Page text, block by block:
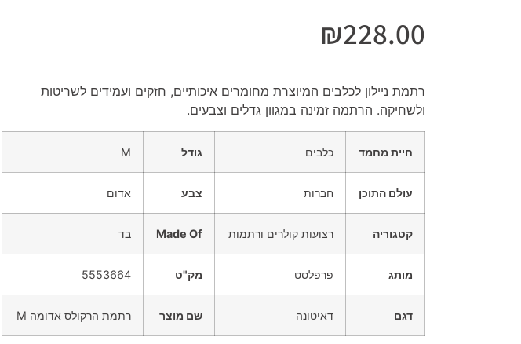
₪228.00
רתמת ניילון לכלבים המיוצרת מחומרים איכותיים, חזקים ועמידים לשריטות
ולשחיקה. הרתמה זמינה במגוון גדלים וצבעים.
חיית מחמד כלבים גודל M
עולם התוכן חברות צבע אדום
קטגוריה רצועות קולרים ורתמות Made Of בד
מותג פרפלסט מק"ט 5553664
דגם דאיטונה שם מוצר רתמת הרקולס אדומה M